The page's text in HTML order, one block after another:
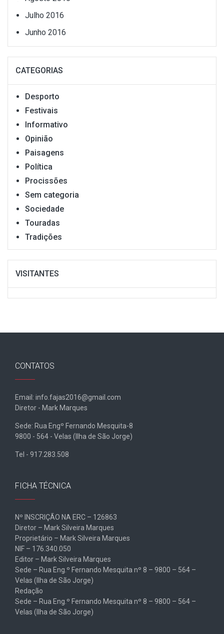
Julho 2016
Junho 2016
CATEGORIAS
Desporto
Festivais
Informativo
Opinião
Paisagens
Política
Procissões
Sem categoria
Sociedade
Touradas
Tradições
VISITANTES
CONTATOS
Email: info.fajas2016@gmail.com
Diretor - Mark Marques
Sede: Rua Engº Fernando Mesquita-8
9800 - 564 - Velas (Ilha de São Jorge)
Tel - 917.283.508
FICHA TÉCNICA
Nº INSCRIÇÃO NA ERC – 126863
Diretor – Mark Silveira Marques
Proprietário – Mark Silveira Marques
NIF – 176.340.050
Editor – Mark Silveira Marques
Sede – Rua Eng.º Fernando Mesquita nº 8 – 9800 – 564 –
Velas (Ilha de São Jorge)
Redação
Sede – Rua Eng.º Fernando Mesquita nº 8 – 9800 – 564 –
Velas (Ilha de São Jorge)